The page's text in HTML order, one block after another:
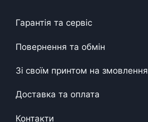
Гарантія та сервіс
Повернення та обмін
Зі своїм принтом на змовлення
Доставка та оплата
Контакти